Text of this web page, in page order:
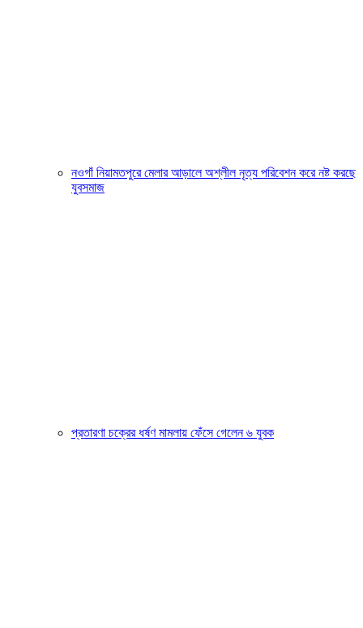
নওগাঁ নিয়ামতপুরে মেলার আড়ালে অশ্লীল নৃত্য পরিবেশন করে নষ্ট করছে
যুবসমাজ
প্রতারণা চক্রের ধর্ষণ মামলায় ফেঁসে গেলেন ৬ যুবক